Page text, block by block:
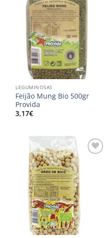
Adicionar
aos
meus
desejos
LEGUMINOSAS
Feijão Mung Bio 500gr
Provida
3,17€
Adicionar
desejos